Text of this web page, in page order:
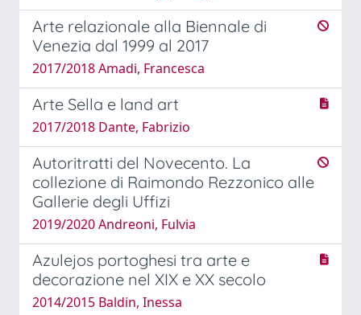
Arte relazionale alla Biennale di
Venezia dal 1999 al 2017
2017/2018 Amadi, Francesca
Arte Sella e land art
2017/2018 Dante, Fabrizio
Autoritratti del Novecento. La
collezione di Raimondo Rezzonico alle
Gallerie degli Uffizi
2019/2020 Andreoni, Fulvia
Azulejos portoghesi tra arte e
decorazione nel XIX e XX secolo
2014/2015 Baldin, Inessa